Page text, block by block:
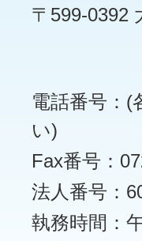
〒599-0392
電話番号：(
い)
Fax番号：
法人番号：
執務時間：